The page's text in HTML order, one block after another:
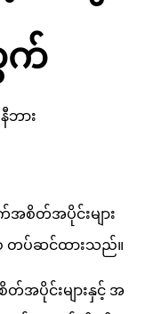
က်
တ်အပိုင်းများ
စံ တပ်ဆင်ထားသည်။
ပိုင်းများနှင့် အ